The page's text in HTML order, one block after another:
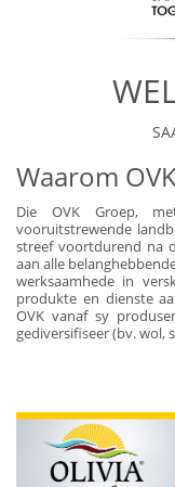
VEILINGS & TENDERS
LEDE
KONTAK ONS
Waarom
Die OVK Groep,
vooruitstrewende
streef voortdurend na
aan alle
werksaamhede in
produkte en dienste
OVK vanaf sy
gediversifiseer (bv. wol,